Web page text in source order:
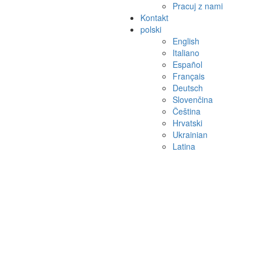
Pracuj z nami
Kontakt
polski
English
Italiano
Español
Français
Deutsch
Slovenčina
Čeština
Hrvatski
Ukrainian
Latina